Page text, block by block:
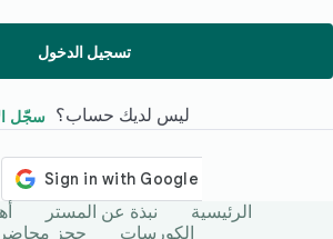
تسجيل الدخول
ليس لديك حساب؟ سجّل
الرئيسية نبذة عن المستر
الكورسات
حجز